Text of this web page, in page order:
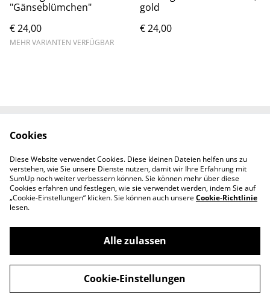
"Gänseblümchen"
€ 24,00
MEHR VARIANTEN VERFÜGBAR
gold
€ 24,00
Kontaktieren Sie uns
Datenschutzbestimm
ungen von SumUp
Cookie-Richtlinie
©2026Melanie's SchmuckManufaktur
powered by
Cookies
Diese Website verwendet Cookies. Diese kleinen Dateien helfen uns zu
verstehen, wie Sie unsere Dienste nutzen, damit wir Ihre Erfahrung mit
SumUp noch weiter verbessern können. Sie können mehr über diese
Cookies erfahren und festlegen, wie sie verwendet werden, indem Sie auf
„Cookie-Einstellungen“ klicken. Sie können auch unsereCookie-Richtlinie
lesen.
Alle zulassen
Cookie-Einstellungen